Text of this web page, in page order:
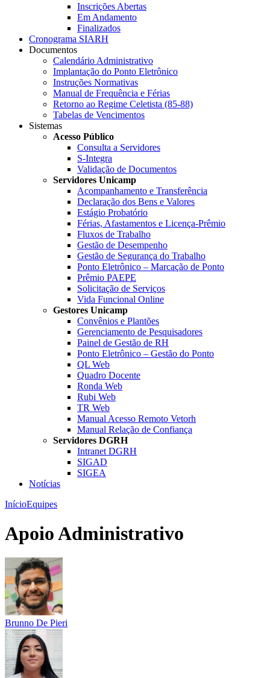
Inscrições Abertas
Em Andamento
Finalizados
Cronograma SIARH
Documentos
Calendário Administrativo
Implantação do Ponto Eletrônico
Instruções Normativas
Manual de Frequência e Férias
Retorno ao Regime Celetista (85-88)
Tabelas de Vencimentos
Sistemas
Acesso Público
Consulta a Servidores
S-Integra
Validação de Documentos
Servidores Unicamp
Acompanhamento e Transferência
Declaração dos Bens e Valores
Estágio Probatório
Férias, Afastamentos e Licença-Prêmio
Fluxos de Trabalho
Gestão de Desempenho
Gestão de Segurança do Trabalho
Ponto Eletrônico – Marcação de Ponto
Prêmio PAEPE
Solicitação de Serviços
Vida Funcional Online
Gestores Unicamp
Convênios e Plantões
Gerenciamento de Pesquisadores
Painel de Gestão de RH
Ponto Eletrônico – Gestão do Ponto
QL Web
Quadro Docente
Ronda Web
Rubi Web
TR Web
Manual Acesso Remoto Vetorh
Manual Relação de Confiança
Servidores DGRH
Intranet DGRH
SIGAD
SIGEA
Notícias
InícioEquipes
Apoio Administrativo
Brunno De Pieri